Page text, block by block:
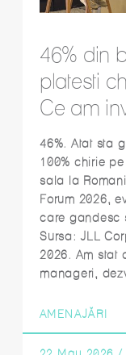
46% din
platesti
Ce am
46%. Atat sta
100% chirie
sala la
Forum 2026,
care gandesc
Sursa: JLL
2026. Am stat
manageri,
AMENAJĂRI